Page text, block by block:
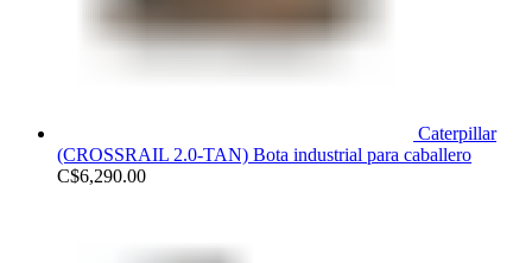
Caterpillar
(CROSSRAIL 2.0-TAN) Bota industrial para caballero
C$6,290.00